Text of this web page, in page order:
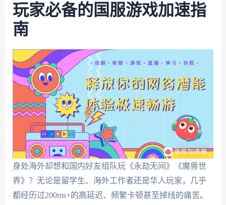
玩家必备的国服游戏加速指
南
身处海外却想和国内好友组队玩《永劫无间》《魔兽世
界》？无论是留学生、海外工作者还是华人玩家，几乎
都经历过200ms+的高延迟、频繁卡顿甚至掉线的痛苦。